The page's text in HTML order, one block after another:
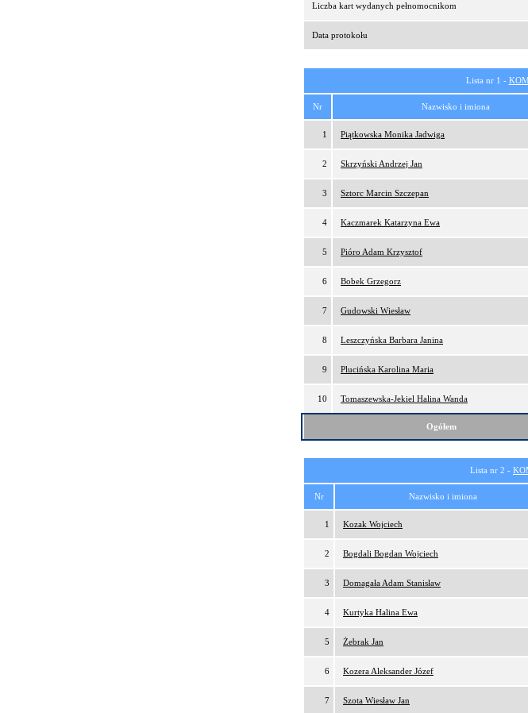
Liczba kart wydanych pełnomocnikom
Data protokołu
Lista nr 1 -
Nr Nazwisko i imiona
1 Piątkowska Monika Jadwiga
2 Skrzyński Andrzej Jan
3 Sztorc Marcin Szczepan
4 Kaczmarek Katarzyna Ewa
5 Pióro Adam Krzysztof
6 Bobek Grzegorz
7 Gudowski Wiesław
8 Leszczyńska Barbara Janina
9 Plucińska Karolina Maria
10 Tomaszewska-Jekiel Halina Wanda
Ogółem
Lista nr 2 -
Nr Nazwisko i imiona
1 Kozak Wojciech
2 Bogdali Bogdan Wojciech
3 Domagała Adam Stanisław
4 Kurtyka Halina Ewa
5 Żebrak Jan
6 Kozera Aleksander Józef
7 Szota Wiesław Jan